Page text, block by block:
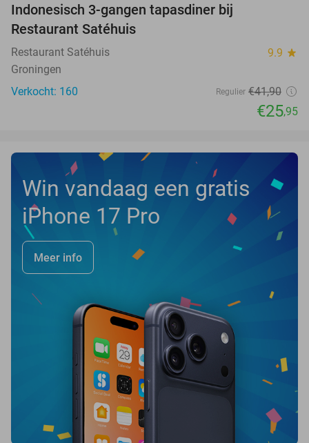
Indonesisch 3-gangen tapasdiner bij
Restaurant Satéhuis
Restaurant Satéhuis 9.9 star
Groningen
Verkocht: 160
Regulier €41,90
€25,95
Win vandaag een gratis
iPhone 17 Pro
Meer info